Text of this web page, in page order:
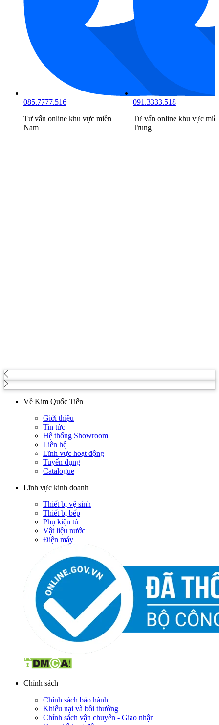
085.7777.516
Tư vấn online khu vực miền
Nam
091.3333.518
Tư vấn online khu vực
Trung
Về Kim Quốc Tiến
Giới thiệu
Tin tức
Hệ thống Showroom
Liên hệ
Lĩnh vực hoạt động
Tuyển dụng
Catalogue
Lĩnh vực kinh doanh
Thiết bị vệ sinh
Thiết bị bếp
Phụ kiện tủ
Vật liệu nước
Điện máy
Chính sách
Chính sách bảo hành
Khiếu nại và bồi thường
Chính sách vận chuyển - Giao nhận